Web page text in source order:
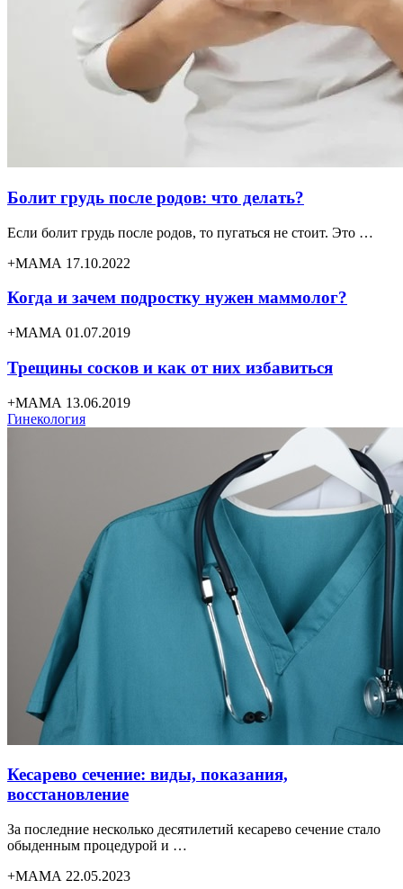
Болит грудь после родов: что делать?
Если болит грудь после родов, то пугаться не стоит. Это …
+МАМА 17.10.2022
Когда и зачем подростку нужен маммолог?
+МАМА 01.07.2019
Трещины сосков и как от них избавиться
+МАМА 13.06.2019
Гинекология
Кесарево сечение: виды, показания,
восстановление
За последние несколько десятилетий кесарево сечение стало
обыденным процедурой и …
+МАМА 22.05.2023